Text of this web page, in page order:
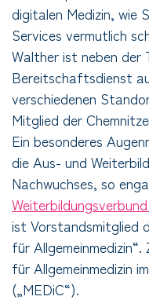
digitalen Medizin, wie
Services vermutlich
Walther ist neben der
Bereitschaftsdienst
verschiedenen
Mitglied der
Ein besonderes
die Aus- und
Nachwuchses, so
ist Vorstandsmitglied
für
für Allgemeinmedizin
(„MEDiC“).